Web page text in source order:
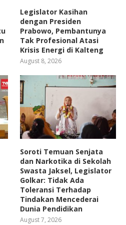
Legislator Kasihan
dengan Presiden
Prabowo, Pembantunya
Tak Profesional Atasi
Krisis Energi di Kalteng
August 8, 2026
Soroti Temuan Senjata
dan Narkotika di Sekolah
Swasta Jaksel, Legislator
Golkar: Tidak Ada
Toleransi Terhadap
Tindakan Mencederai
Dunia Pendidikan
August 7, 2026